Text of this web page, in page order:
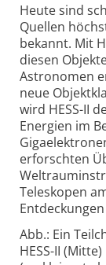
Heute sind
Quellen
bekannt. Mit
diesen
Astronomen
neue
wird HESS-II
Energien im
erforschten
Teleskopen
Abb.: Ein
HESS-II